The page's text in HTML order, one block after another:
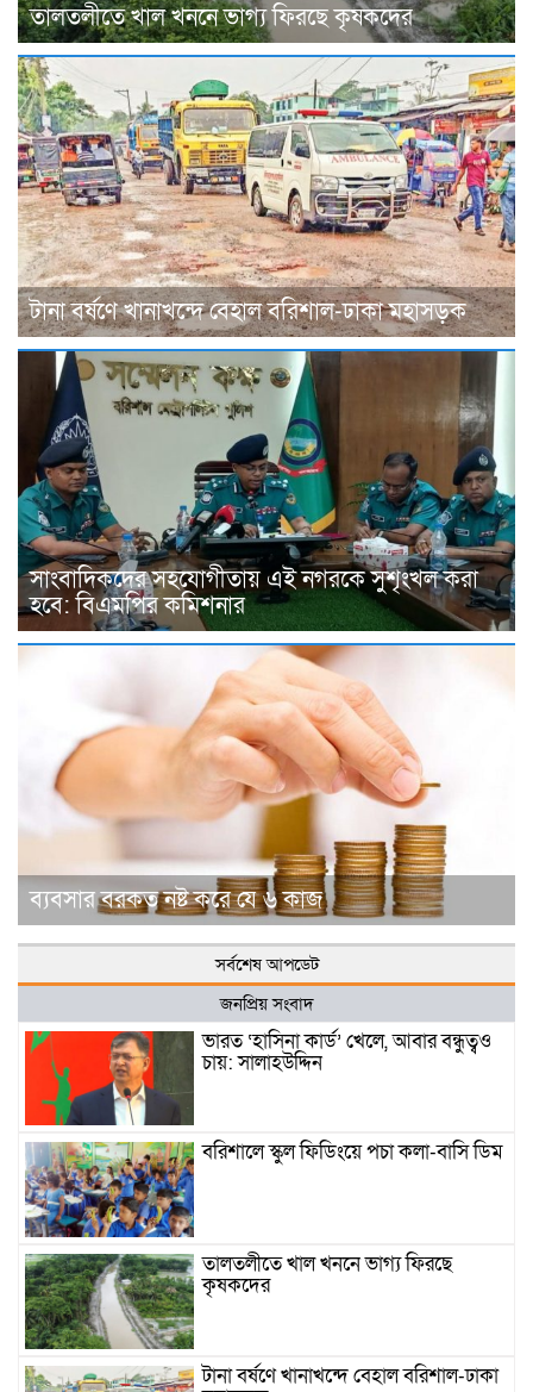
তালতলীতে খাল খননে ভাগ্য ফিরছে কৃষকদের
টানা বর্ষণে খানাখন্দে বেহাল বরিশাল-ঢাকা মহাসড়ক
সাংবাদিকদের সহযোগীতায় এই নগরকে সুশৃংখল করা
হবে: বিএমপির কমিশনার
ব্যবসার বরকত নষ্ট করে যে ৬ কাজ
সর্বশেষ আপডেট
জনপ্রিয় সংবাদ
ভারত ‘হাসিনা কার্ড’ খেলে, আবার বন্ধুত্বও
চায়: সালাহউদ্দিন
বরিশালে স্কুল ফিডিংয়ে পচা কলা-বাসি ডিম
তালতলীতে খাল খননে ভাগ্য ফিরছে
কৃষকদের
টানা বর্ষণে খানাখন্দে বেহাল বরিশাল-ঢাকা